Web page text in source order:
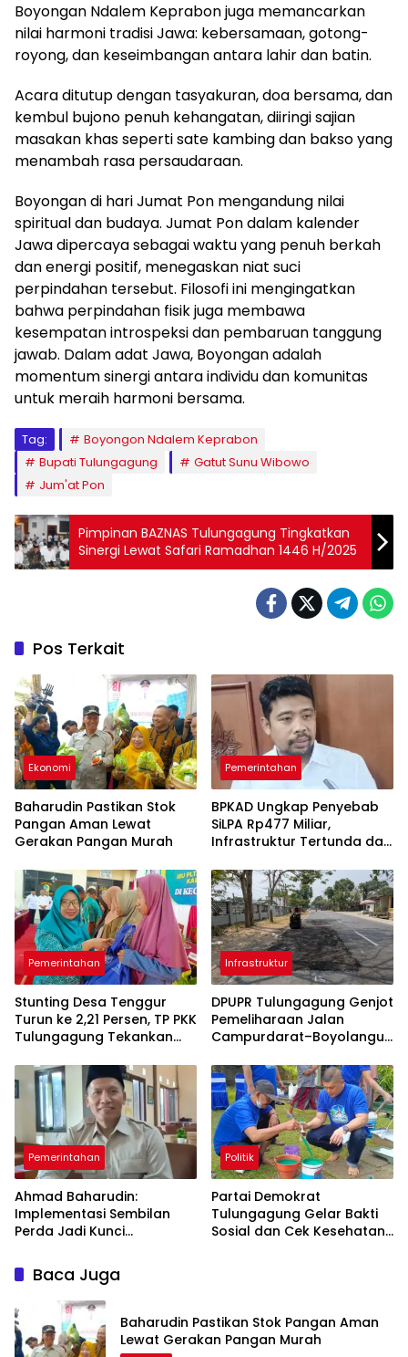
Boyongan Ndalem Keprabon juga memancarkan
nilai harmoni tradisi Jawa: kebersamaan, gotong-
royong, dan keseimbangan antara lahir dan batin.
Acara ditutup dengan tasyakuran, doa bersama, dan
kembul bujono penuh kehangatan, diiringi sajian
masakan khas seperti sate kambing dan bakso yang
menambah rasa persaudaraan.
Boyongan di hari Jumat Pon mengandung nilai
spiritual dan budaya. Jumat Pon dalam kalender
Jawa dipercaya sebagai waktu yang penuh berkah
dan energi positif, menegaskan niat suci
perpindahan tersebut. Filosofi ini mengingatkan
bahwa perpindahan fisik juga membawa
kesempatan introspeksi dan pembaruan tanggung
jawab. Dalam adat Jawa, Boyongan adalah
momentum sinergi antara individu dan komunitas
untuk meraih harmoni bersama.
Tag:
Boyongon Ndalem Keprabon
Bupati Tulungagung
Gatut Sunu Wibowo
Jum'at Pon
Pimpinan BAZNAS Tulungagung Tingkatkan
Sinergi Lewat Safari Ramadhan 1446 H/2025
Pos Terkait
Ekonomi
Baharudin Pastikan Stok
Pangan Aman Lewat
Gerakan Pangan Murah
Pemerintahan
BPKAD Ungkap Penyebab
SiLPA Rp477 Miliar,
Infrastruktur Tertunda dan
Pemerintahan
Stunting Desa Tenggur
Turun ke 2,21 Persen, TP PKK
Tulungagung Tekankan
Berkelanjutan
Infrastruktur
DPUPR Tulungagung Genjot
Pemeliharaan Jalan
Campurdarat–Boyolangu,
Diperbaiki
Pemerintahan
Ahmad Baharudin:
Implementasi Sembilan
Perda Jadi Kunci
Pembangunan
Tulungagung
Politik
Partai Demokrat
Tulungagung Gelar Bakti
Sosial dan Cek Kesehatan
Baca Juga
Baharudin Pastikan Stok Pangan Aman
Lewat Gerakan Pangan Murah